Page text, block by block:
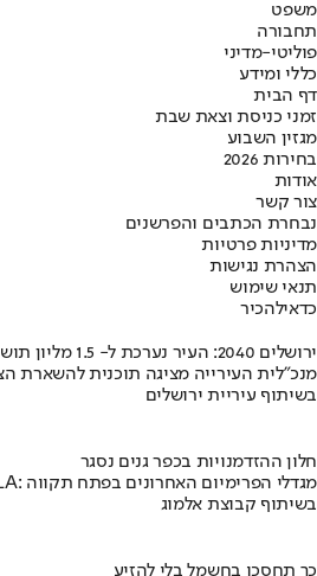
משפט
תחבורה
פוליטי-מדיני
כללי ומידע
דף הבית
זמני כניסת וצאת שבת
מגזין השבוע
בחירות 2026
אודות
צור קשר
נבחרת הכתבים והפרשנים
מדיניות פרטיות
הצהרת נגישות
תנאי שימוש
כדאילהכיר
ירושלים 2040: העיר נערכת ל- 1.5 מליון תושבים
מנכ"לית העירייה מציגה תוכנית להשארת
בשיתוף עיריית ירושלים
חלון ההזדמנויות בכפר גנים נסגר
קבוצת אלמוג מציגה את פרויקט MALA: מגדלי הפרימיום האחרונים בפתח תקווה
בשיתוף קבוצת אלמוג
כך תחסכו בחשמל בלי להזיע